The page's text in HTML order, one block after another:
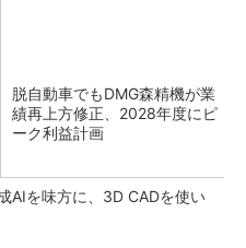
脱自動車でもDMG森精機が業
績再上方修正、2028年度にピ
ーク利益計画
AIを味方に、3D CADを使い